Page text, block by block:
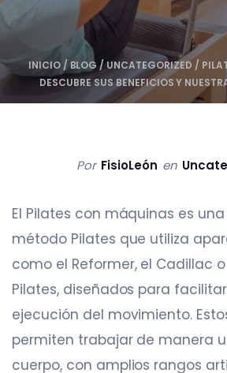
INICIO / BLOG / UNCATEGORIZED /
DESCUBRE SUS BENEFICIOS Y
Por FisioLeón en
El Pilates con máquinas es
método Pilates que utiliza
como el Reformer, el Cadillac
Pilates, diseñados para
ejecución del movimiento.
permiten trabajar de manera
cuerpo, con amplios rangos